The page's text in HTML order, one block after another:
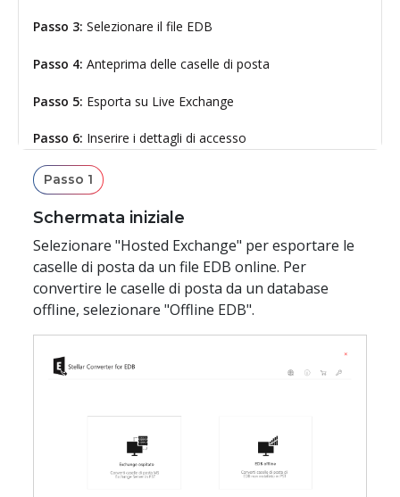
Passo 3: Selezionare il file EDB
Passo 4: Anteprima delle caselle di posta
Passo 5: Esporta su Live Exchange
Passo 6: Inserire i dettagli di accesso
Passo 7:Caricare il file CSV
Passo 8:Finestra Mappa caselle di posta
Passo 9:Salvataggio delle caselle di posta
Passo 10:Finestra Salvataggio completato
Passo 12:Esportare nelle cartelle pubbliche
Processo completato
Esportazione in Microsoft 365
Passo 1
Schermata iniziale
Selezionare "Hosted Exchange" per esportare le
caselle di posta da un file EDB online. Per
convertire le caselle di posta da un database
offline, selezionare "Offline EDB".